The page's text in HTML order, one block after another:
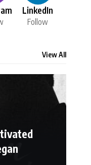
LinkedIn
Follow
View All